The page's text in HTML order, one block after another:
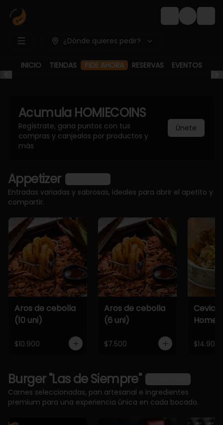
Login
¿Dónde quieres pedir?
INICIO TIENDAS
PIDE AHORA
RESERVAS EVENTOS
Acumula HOMIECOINS
Regístrate, gana puntos con tus
compras y canjealos por productos y
más
Únete
Appetizer
Entradas variadas y sabrosas, ideales para abrir el apetito y
compartir.
Aros de cebolla
(10 uni)
$10.900
Aros de cebolla
(6 uni)
$7.500
Home
$14.900
Burger "Las de Siempre"
Carnes seleccionadas, pan artesanal e ingredientes
premium para una experiencia única en cada bocado.